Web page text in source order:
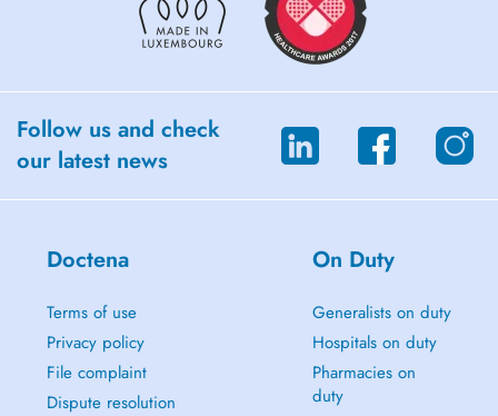
Follow us and check
our latest news
Doctena
Terms of use
Privacy policy
File complaint
Dispute resolution
On Duty
Generalists on duty
Hospitals on duty
Pharmacies on
duty